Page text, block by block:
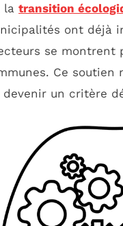
la transition
ont déjà
se montrent
Ce
devenir un critère